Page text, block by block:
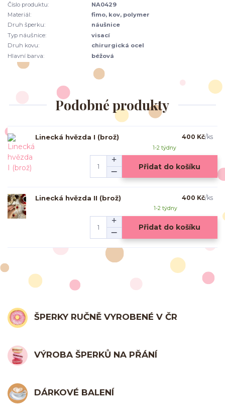
Číslo produktu:
NA0429
Materiál:
fimo, kov, polymer
Druh šperku:
náušnice
Typ náušnice:
visací
Druh kovu:
chirurgická ocel
Hlavní barva:
béžová
Podobné produkty
Linecká hvězda I (brož) 400 Kč/ks
1-2 týdny
Přidat do košíku
Linecká hvězda II (brož) 400 Kč/ks
1-2 týdny
Přidat do košíku
ŠPERKY RUČNĚ VYROBENÉ V ČR
VÝROBA ŠPERKŮ NA PŘÁNÍ
DÁRKOVÉ BALENÍ